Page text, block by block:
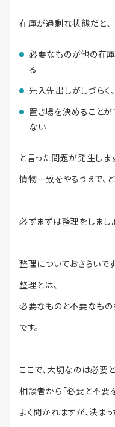
在庫が過剰な状態だと、
必要なものが他の在
る
先入先出しがしづらく
置き場を決めること
ない
と言った問題が発生しま
情物一致をやるうえで、
必ずまずは整理をしましょ
整理についておさらいです
整理とは、
必要なものと不要なもの
です。
ここで、大切なのは必要
相談者から「必要と不要
よく聞かれますが、決ま